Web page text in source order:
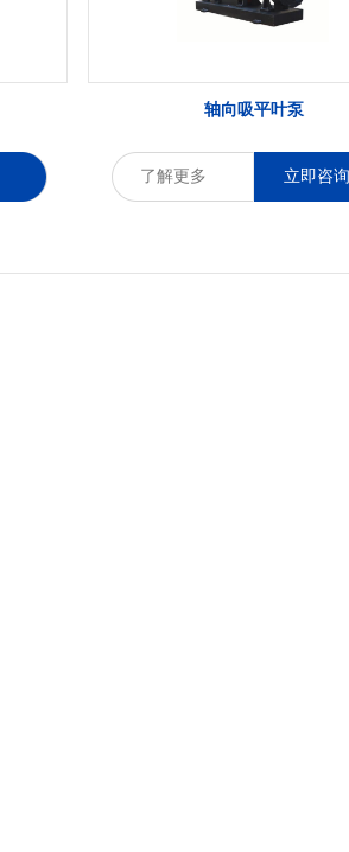
轴向吸平叶泵
了解更多 立即咨询